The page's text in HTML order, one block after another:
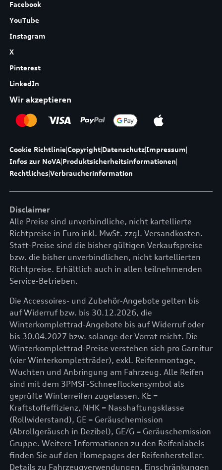
Facebook
YouTube
Instagram
X
Pinterest
LinkedIn
Wir akzeptieren
Cookie Richtlinie|Copyright|Datenschutz|Impressum|
Infos zur NoVA|Produktsicherheitsinformationen|
Rechtliches|Verbraucherinformation
Disclaimer
Alle Preise sind unverbindliche, nicht kartellierte
Richtpreise in Euro inkl. MwSt. zzgl. Versandkosten.
Statt-Preise sind die bisher gültigen Verkaufspreise
bzw. die bisher unverbindlichen, nicht kartellierten
Richtpreise. Erhältlich auch in allen teilnehmenden
Service-Betrieben.
Die Accessoires- und Zubehör-Angebote gelten bis
auf Widerruf bzw. bis 30.12.2026, die
Winterkomplettrad-Angebote bis auf Widerruf oder
bis 30.04.2027 bzw. solange der Vorrat reicht. Die
Winterkomplettrad-Preise verstehen sich pro Garnitur
(vier Winterkompletträder), exkl. Reifenmontage,
Wuchten und Anbringung am Fahrzeug. Alle Reifen
sind mit dem 3PMSF-Schneeflockensymbol als
geprüfte Winterreifen zugelassen. KE =
Kraftstoffeffizienz, NHK = Nasshaftungsklasse
(Rollwiderstand), GE = Geräuschemission
(Abrollgeräusch in Dezibel), GE/G = Geräuschemission
Gruppe. Weitere Informationen zu den Reifenlabels
finden Sie auf den Homepages der Reifenhersteller.
Details zu Fahrzeugverwendungen, Einschränkungen